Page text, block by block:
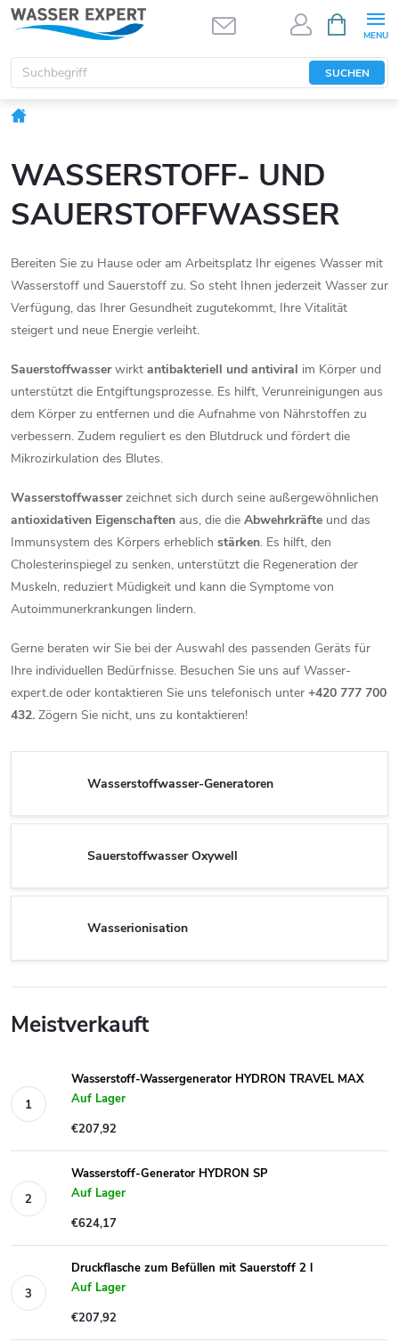
Zum
Inhalt
springen
SUCHEN
WASSERSTOFF- UND
SAUERSTOFFWASSER
Bereiten Sie zu Hause oder am Arbeitsplatz Ihr eigenes Wasser mit
Wasserstoff und Sauerstoff zu. So steht Ihnen jederzeit Wasser zur
Verfügung, das Ihrer Gesundheit zugutekommt, Ihre Vitalität
steigert und neue Energie verleiht.
Sauerstoffwasserwirkt antibakteriell und antiviral im Körper und
unterstützt die Entgiftungsprozesse. Es hilft, Verunreinigungen aus
dem Körper zu entfernen und die Aufnahme von Nährstoffen zu
verbessern. Zudem reguliert es den Blutdruck und fördert die
Mikrozirkulation des Blutes.
Wasserstoffwasserzeichnet sich durch seine außergewöhnlichen
antioxidativen Eigenschaften aus, die die Abwehrkräfte und das
Immunsystem des Körpers erheblich stärken. Es hilft, den
Cholesterinspiegel zu senken, unterstützt die Regeneration der
Muskeln, reduziert Müdigkeit und kann die Symptome von
Autoimmunerkrankungen lindern.
Gerne beraten wir Sie bei der Auswahl des passenden Geräts für
Ihre individuellen Bedürfnisse. Besuchen Sie uns auf Wasser-
expert.de oder kontaktieren Sie uns telefonisch unter +420 777 700
432. Zögern Sie nicht, uns zu kontaktieren!
Wasserstoffwasser-Generatoren
Sauerstoffwasser Oxywell
Wasserionisation
Meistverkauft
Wasserstoff-Wassergenerator HYDRON TRAVEL MAX
Auf Lager
€207,92
Wasserstoff-Generator HYDRON SP
Auf Lager
€624,17
Druckflasche zum Befüllen mit Sauerstoff 2 l
Auf Lager
€207,92